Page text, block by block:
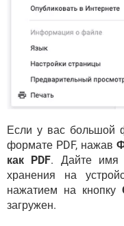
Если у вас большой
формате PDF, нажав
как PDF. Дайте имя
хранения на
нажатием на кнопку
загружен.